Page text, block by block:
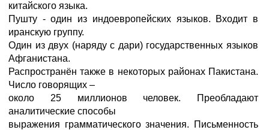
китайского языка.
Пушту - один из индоевропейских языков. Входит в
иранскую группу.
Один из двух (наряду с дари) государственных языков
Афганистана.
Распространён также в некоторых районах Пакистана.
Число говорящих –
около 25 миллионов человек. Преобладают
аналитические способы
выражения грамматического значения. Письменность